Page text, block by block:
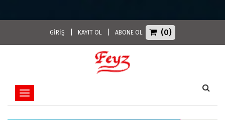
GİRİŞ KAYIT OL ABONE OL (0)
Toggle navigation